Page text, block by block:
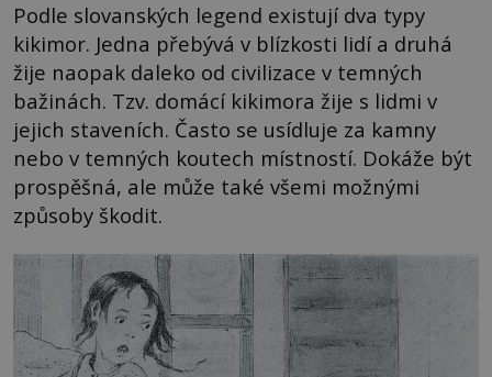
Podle slovanských legend existují dva typy
kikimor. Jedna přebývá v blízkosti lidí a druhá
žije naopak daleko od civilizace v temných
bažinách. Tzv. domácí kikimora žije s lidmi v
jejich staveních. Často se usídluje za kamny
nebo v temných koutech místností. Dokáže být
prospěšná, ale může také všemi možnými
způsoby škodit.